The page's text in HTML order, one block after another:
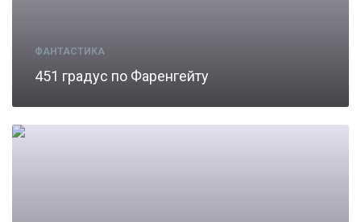
ФАНТАСТИКА
451 градус по Фаренгейту